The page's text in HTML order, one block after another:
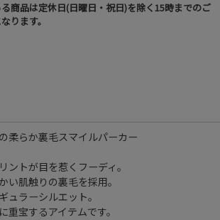
商品は定休日(日曜日・祝日)を除く15時までのご
ります。
柔らか裏毛スマイルパーカー
ントが目を惹くフーディ。
い肌触りの裏毛を採用。
ュラーシルエット。
重宝するアイテムです。